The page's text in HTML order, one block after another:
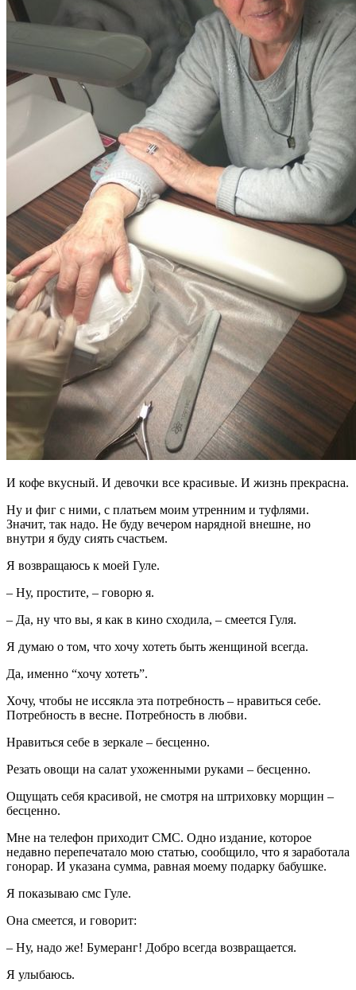
И кофе вкусный. И девочки все красивые. И жизнь прекрасна.
Ну и фиг с ними, с платьем моим утренним и туфлями.
Значит, так надо. Не буду вечером нарядной внешне, но
внутри я буду сиять счастьем.
Я возвращаюсь к моей Гуле.
– Ну, простите, – говорю я.
– Да, ну что вы, я как в кино сходила, – смеется Гуля.
Я думаю о том, что хочу хотеть быть женщиной всегда.
Да, именно “хочу хотеть”.
Хочу, чтобы не иссякла эта потребность – нравиться себе.
Потребность в весне. Потребность в любви.
Нравиться себе в зеркале – бесценно.
Резать овощи на салат ухоженными руками – бесценно.
Ощущать себя красивой, не смотря на штриховку морщин –
бесценно.
Мне на телефон приходит СМС. Одно издание, которое
недавно перепечатало мою статью, сообщило, что я заработала
гонорар. И указана сумма, равная моему подарку бабушке.
Я показываю смс Гуле.
Она смеется, и говорит:
– Ну, надо же! Бумеранг! Добро всегда возвращается.
Я улыбаюсь.